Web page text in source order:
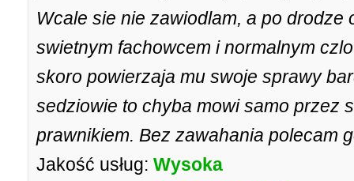
Wcale sie nie zawiodlam, a po drodze
swietnym fachowcem i normalnym
skoro powierzaja mu swoje sprawy
sedziowie to chyba mowi samo przez
prawnikiem. Bez zawahania polecam
Jakość usług: Wysoka